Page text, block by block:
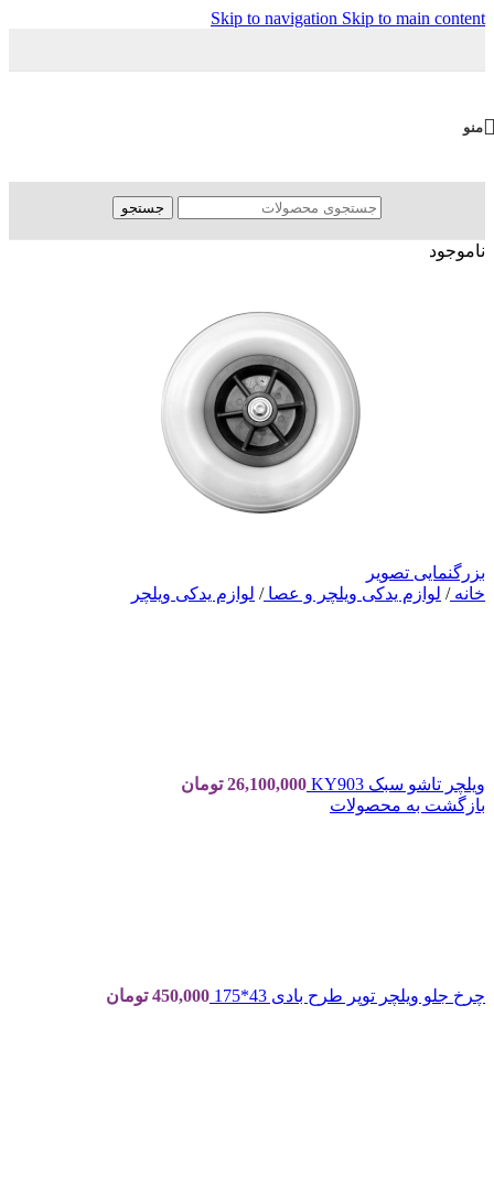
Skip to navigation Skip to main content
منو
جستجو
ناموجود
بزرگنمایی تصویر
خانه/ لوازم یدکی ویلچر و عصا/ لوازم یدکی ویلچر
ویلچر تاشو سبک KY903 26,100,000 تومان
بازگشت به محصولات
چرخ جلو ویلچر توپر طرح بادی 43*175 450,000 تومان